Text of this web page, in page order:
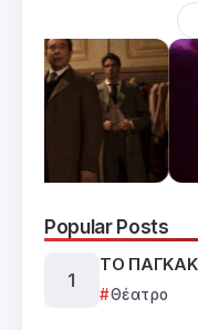
Popular Posts
TΟ
Θέατρο